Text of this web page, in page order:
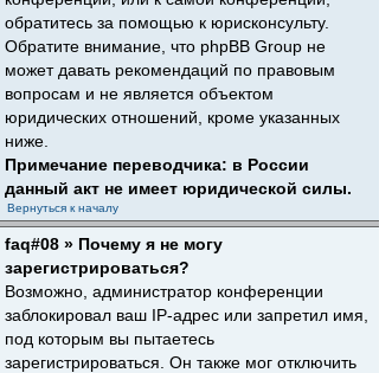
обратитесь за помощью к юрисконсульту.
Обратите внимание, что phpBB Group не
может давать рекомендаций по правовым
вопросам и не является объектом
юридических отношений, кроме указанных
ниже.
Примечание переводчика: в России
данный акт не имеет юридической силы.
Вернуться к началу
faq#08 » Почему я не могу
зарегистрироваться?
Возможно, администратор конференции
заблокировал ваш IP-адрес или запретил имя,
под которым вы пытаетесь
зарегистрироваться. Он также мог отключить